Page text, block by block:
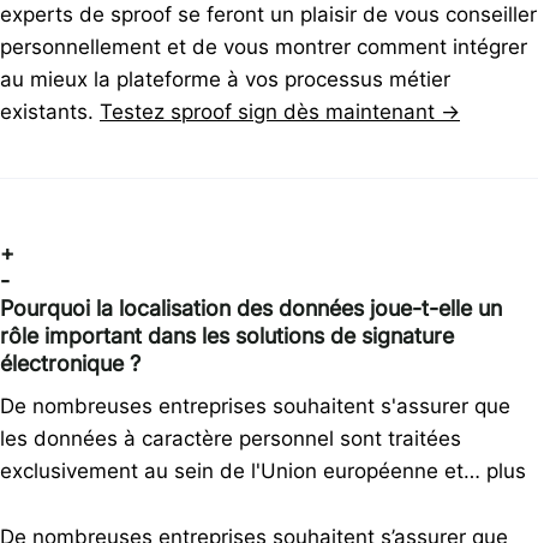
experts de sproof se feront un plaisir de vous conseiller
personnellement et de vous montrer comment intégrer
au mieux la plateforme à vos processus métier
existants. Testez sproof sign dès maintenant →
+
-
Pourquoi la localisation des données joue-t-elle un
rôle important dans les solutions de signature
électronique ?
De nombreuses entreprises souhaitent s'assurer que
les données à caractère personnel sont traitées
exclusivement au sein de l'Union européenne et… plus
De nombreuses entreprises souhaitent s’assurer que